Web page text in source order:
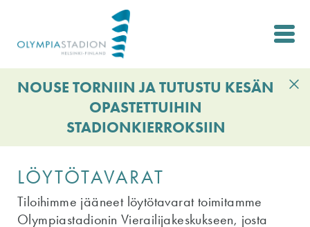
NOUSE TORNIIN JA TUTUSTU KESÄN
OPASTETTUIHIN
STADIONKIERROKSIIN
LÖYTÖTAVARAT
Tiloihimme jääneet löytötavarat toimitamme
Olympiastadionin Vierailijakeskukseen, josta